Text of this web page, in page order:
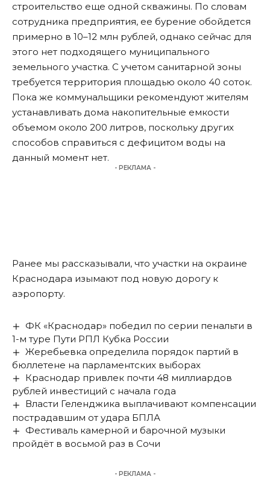
строительство еще одной скважины. По словам
сотрудника предприятия, ее бурение обойдется
примерно в 10–12 млн рублей, однако сейчас для
этого нет подходящего муниципального
земельного участка. С учетом санитарной зоны
требуется территория площадью около 40 соток.
Пока же коммунальщики рекомендуют жителям
устанавливать дома накопительные емкости
объемом около 200 литров, поскольку других
способов справиться с дефицитом воды на
данный момент нет.
- РЕКЛАМА -
Ранее мы рассказывали, что участки на окраине
Краснодара изымают под новую дорогу к
аэропорту.
ФК «Краснодар» победил по серии пенальти в
1-м туре Пути РПЛ Кубка России
Жеребьевка определила порядок партий в
бюллетене на парламентских выборах
Краснодар привлек почти 48 миллиардов
рублей инвестиций с начала года
Власти Геленджика выплачивают компенсации
пострадавшим от удара БПЛА
Фестиваль камерной и барочной музыки
пройдёт в восьмой раз в Сочи
- РЕКЛАМА -